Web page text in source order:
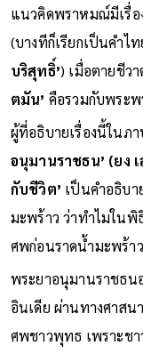
แนวคิดพราหมณ์มีเรื่อ
(บางทีก็เรียกเป็นคำไท
บริสุทธิ์’) เมื่อตายชีว
ตมัน’ คือรวมกับพระ
ผู้ที่อธิบายเรื่องนี้ในภ
อนุมานราชธน’ (ยง
กับชีวิต’ เป็นคำอธิบา
มะพร้าว ว่าทำไมในพิ
ศพก่อนราดน้ำมะพร้า
พระยาอนุมานราชธน
อินเดีย ผ่านทางศาส
ศพชาวพุทธ เพราะช